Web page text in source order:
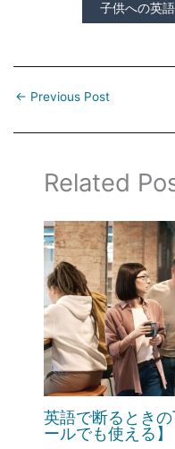
子供への英
← Previous Post
Related
英語で断るとき
ールでも使える】